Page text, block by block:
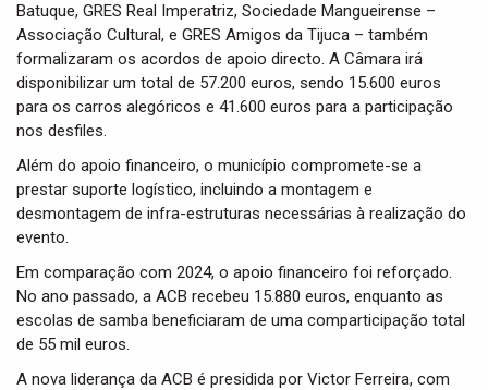
Batuque, GRES Real Imperatriz, Sociedade Mangueirense –
Associação Cultural, e GRES Amigos da Tijuca – também
formalizaram os acordos de apoio directo. A Câmara irá
disponibilizar um total de 57.200 euros, sendo 15.600 euros
para os carros alegóricos e 41.600 euros para a participação
nos desfiles.
Além do apoio financeiro, o município compromete-se a
prestar suporte logístico, incluindo a montagem e
desmontagem de infra-estruturas necessárias à realização do
evento.
Em comparação com 2024, o apoio financeiro foi reforçado.
No ano passado, a ACB recebeu 15.880 euros, enquanto as
escolas de samba beneficiaram de uma comparticipação total
de 55 mil euros.
A nova liderança da ACB é presidida por Victor Ferreira, com